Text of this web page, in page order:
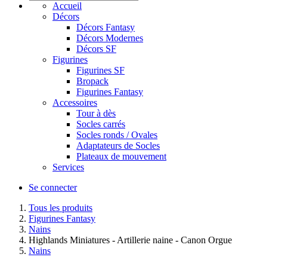
Accueil
Décors
Décors Fantasy
Décors Modernes
Décors SF
Figurines
Figurines SF
Bropack
Figurines Fantasy
Accessoires
Tour à dès
Socles carrés
Socles ronds / Ovales
Adaptateurs de Socles
Plateaux de mouvement
Services
Se connecter
Tous les produits
Figurines Fantasy
Nains
Highlands Miniatures - Artillerie naine - Canon Orgue
Nains